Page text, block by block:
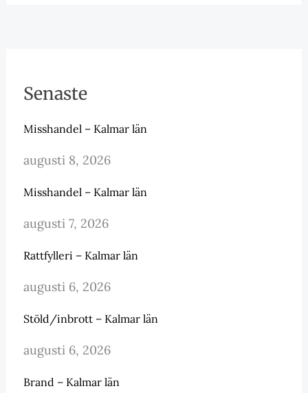
Senaste
Misshandel – Kalmar län
augusti 8, 2026
Misshandel – Kalmar län
augusti 7, 2026
Rattfylleri – Kalmar län
augusti 6, 2026
Stöld/inbrott – Kalmar län
augusti 6, 2026
Brand – Kalmar län